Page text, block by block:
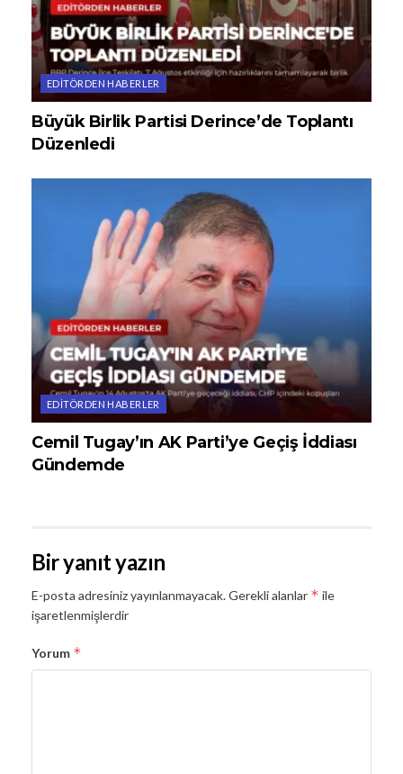
EDITÖRDEN HABERLER
Büyük Birlik Partisi Derince’de Toplantı
Düzenledi
EDITÖRDEN HABERLER
Cemil Tugay’ın AK Parti’ye Geçiş İddiası
Gündemde
Bir yanıt yazın
E-posta adresiniz yayınlanmayacak.Gerekli alanlar * ile
işaretlenmişlerdir
Yorum *